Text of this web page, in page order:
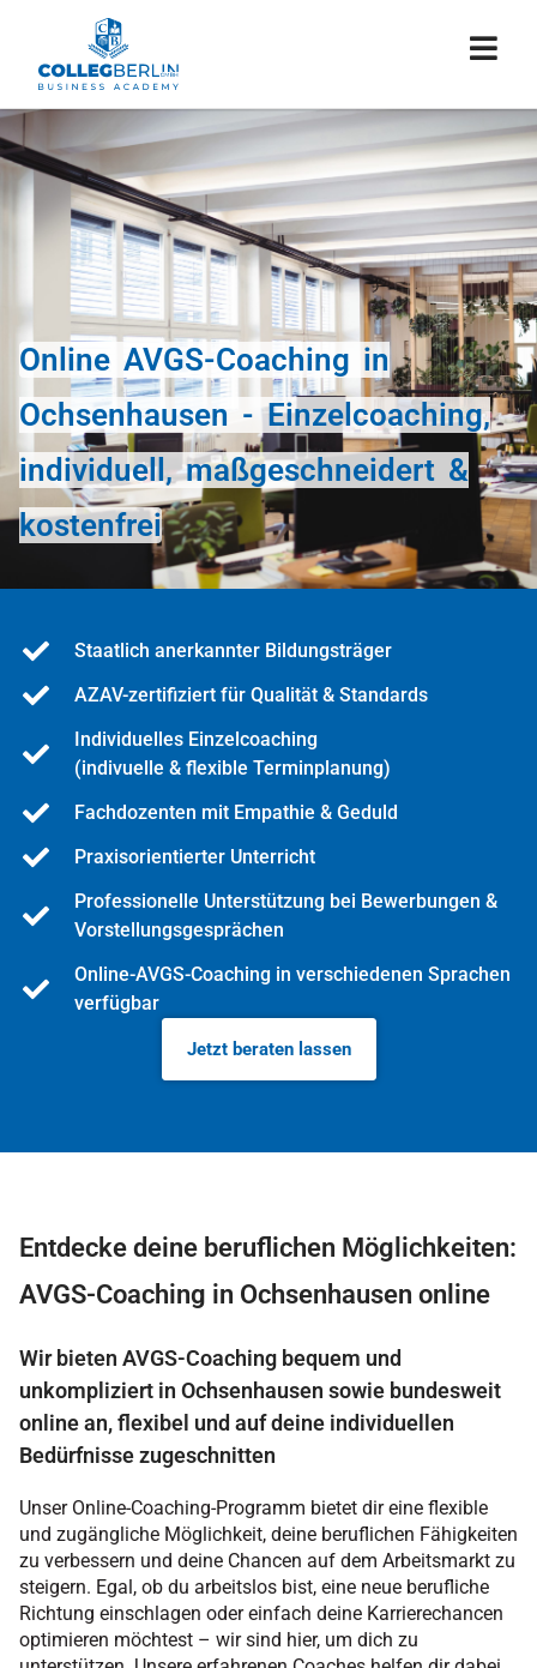
Online AVGS-Coaching in
Ochsenhausen - Einzelcoaching,
individuell, maßgeschneidert &
kostenfrei
Staatlich anerkannter Bildungsträger
AZAV-zertifiziert für Qualität & Standards
Individuelles Einzelcoaching
(indivuelle & flexible Terminplanung)
Fachdozenten mit Empathie & Geduld
Praxisorientierter Unterricht
Professionelle Unterstützung bei Bewerbungen &
Vorstellungsgesprächen
Online-AVGS-Coaching in verschiedenen Sprachen
verfügbar
Jetzt beraten lassen
Entdecke deine beruflichen Möglichkeiten:
AVGS-Coaching in Ochsenhausen online
Wir bieten AVGS-Coaching bequem und
unkompliziert in Ochsenhausen sowie bundesweit
online an, flexibel und auf deine individuellen
Bedürfnisse zugeschnitten
Unser Online-Coaching-Programm bietet dir eine flexible
und zugängliche Möglichkeit, deine beruflichen Fähigkeiten
zu verbessern und deine Chancen auf dem Arbeitsmarkt zu
steigern. Egal, ob du arbeitslos bist, eine neue berufliche
Richtung einschlagen oder einfach deine Karrierechancen
optimieren möchtest – wir sind hier, um dich zu